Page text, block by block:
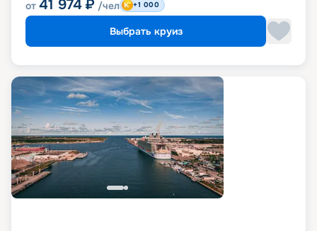
от 41 974 ₽ /чел +1 000
Выбрать круиз